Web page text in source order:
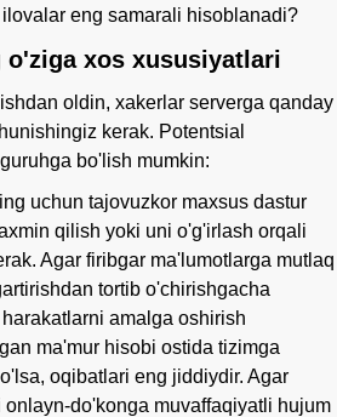
eng samarali hisoblanadi?
xos xususiyatlari
oldin, xakerlar serverga qanday
kerak. Potentsial
bo'lish mumkin:
uchun tajovuzkor maxsus dastur
qilish yoki uni o'g'irlash orqali
Agar firibgar ma'lumotlarga mutlaq
tortib o'chirishgacha
amalga oshirish
ma'mur hisobi ostida tizimga
oqibatlari eng jiddiydir. Agar
do'konga muvaffaqiyatli hujum